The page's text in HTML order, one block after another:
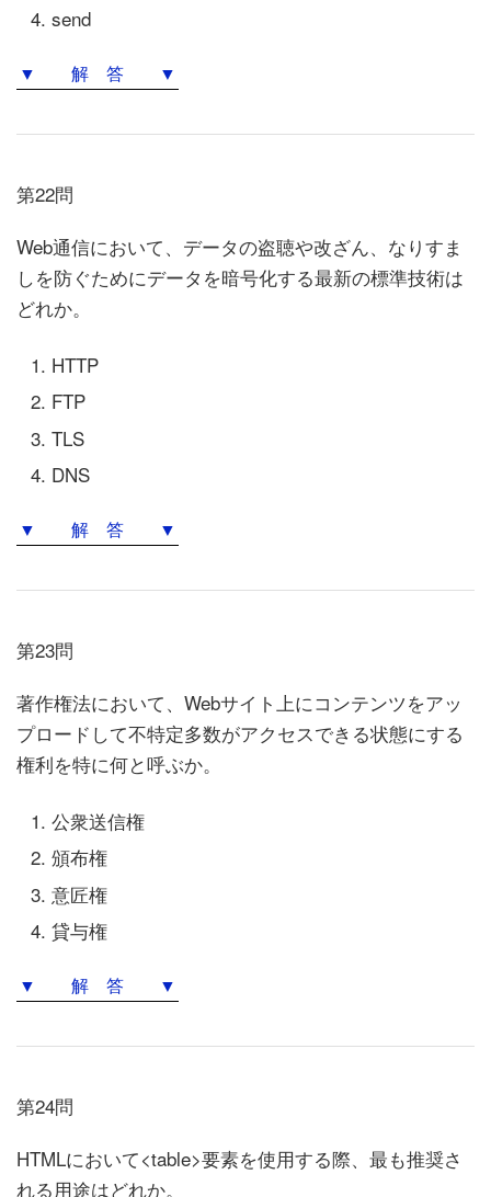
send
▼ 解 答 ▼
第22問
Web通信において、データの盗聴や改ざん、なりすま
しを防ぐためにデータを暗号化する最新の標準技術は
どれか。
HTTP
FTP
TLS
DNS
▼ 解 答 ▼
第23問
著作権法において、Webサイト上にコンテンツをアッ
プロードして不特定多数がアクセスできる状態にする
権利を特に何と呼ぶか。
公衆送信権
頒布権
意匠権
貸与権
▼ 解 答 ▼
第24問
HTMLにおいて<table>要素を使用する際、最も推奨さ
れる用途はどれか。